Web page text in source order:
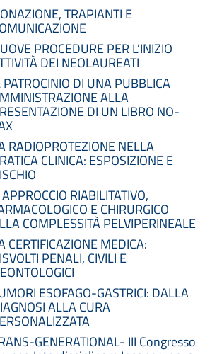
TRAPIANTI E
PROCEDURE PER L’INIZIO
DEI NEOLAUREATI
PATROCINIO DI UNA PUBBLICA
ALLA
DI UN LIBRO NO-
RADIOPROTEZIONE NELLA
CLINICA: ESPOSIZIONE E
APPROCCIO RIABILITATIVO,
E CHIRURGICO
COMPLESSITÀ PELVIPERINEALE
CERTIFICAZIONE MEDICA:
PENALI, CIVILI E
ESOFAGO-GASTRICI: DALLA
ALLA CURA
GENERATIONAL- III Congresso